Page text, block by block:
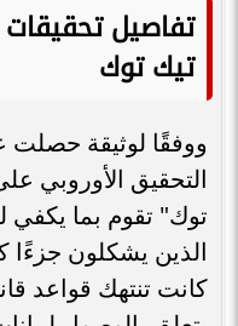
تفاصيل تحقيقات
تيك توك
ووفقًا لوثيقة حصلت
التحقيق الأوروبي
توك" تقوم بما يكفي
الذين يشكلون جزءًا
كانت تنتهك قواعد